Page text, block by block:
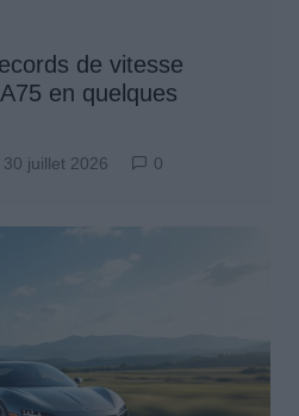
de vitesse
en quelques
30 juillet 2026 0